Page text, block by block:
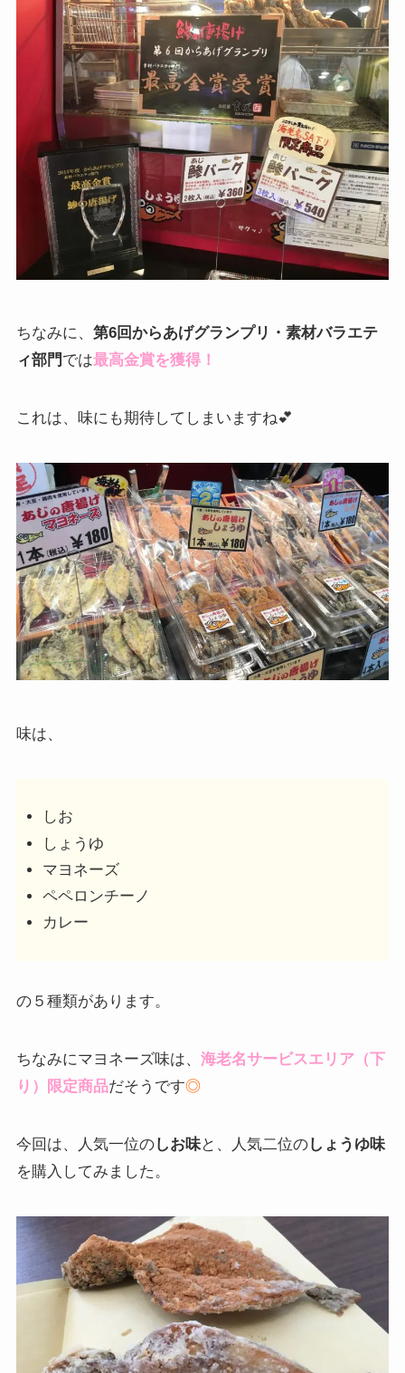
ちなみに、 第6回からあげグランプリ・素材バラエテ
ィ部門では最高金賞を獲得！
これは、味にも期待してしまいますね💕
味は、
しお
しょうゆ
マヨネーズ
ペペロンチーノ
カレー
の５種類があります。
ちなみにマヨネーズ味は、 海老名サービスエリア（下
り）限定商品だそうです◎
今回は、人気一位のしお味と、人気二位のしょうゆ味
を購入してみました。